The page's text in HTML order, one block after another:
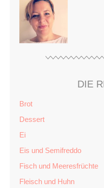
DIE
Brot
Dessert
Ei
Eis und Semifreddo
Fisch und Meeresfrüchte
Fleisch und Huhn